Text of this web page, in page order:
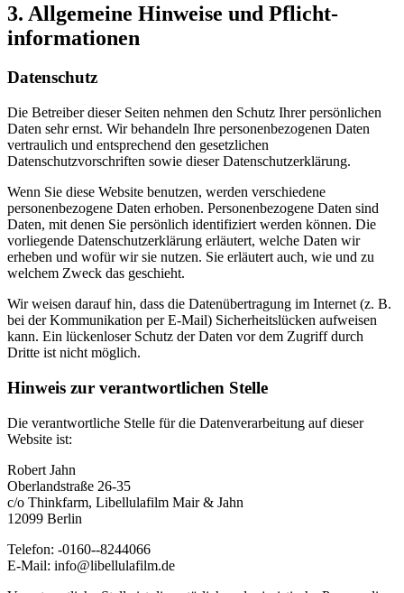
3. Allgemeine Hinweise und Pflicht­
informationen
Datenschutz
Die Betreiber dieser Seiten nehmen den Schutz Ihrer persönlichen
Daten sehr ernst. Wir behandeln Ihre personenbezogenen Daten
vertraulich und entsprechend den gesetzlichen
Datenschutzvorschriften sowie dieser Datenschutzerklärung.
Wenn Sie diese Website benutzen, werden verschiedene
personenbezogene Daten erhoben. Personenbezogene Daten sind
Daten, mit denen Sie persönlich identifiziert werden können. Die
vorliegende Datenschutzerklärung erläutert, welche Daten wir
erheben und wofür wir sie nutzen. Sie erläutert auch, wie und zu
welchem Zweck das geschieht.
Wir weisen darauf hin, dass die Datenübertragung im Internet (z. B.
bei der Kommunikation per E-Mail) Sicherheitslücken aufweisen
kann. Ein lückenloser Schutz der Daten vor dem Zugriff durch
Dritte ist nicht möglich.
Hinweis zur verantwortlichen Stelle
Die verantwortliche Stelle für die Datenverarbeitung auf dieser
Website ist:
Robert Jahn
Oberlandstraße 26-35
c/o Thinkfarm, Libellulafilm Mair & Jahn
12099 Berlin
Telefon: -0160--8244066
E-Mail: info@libellulafilm.de